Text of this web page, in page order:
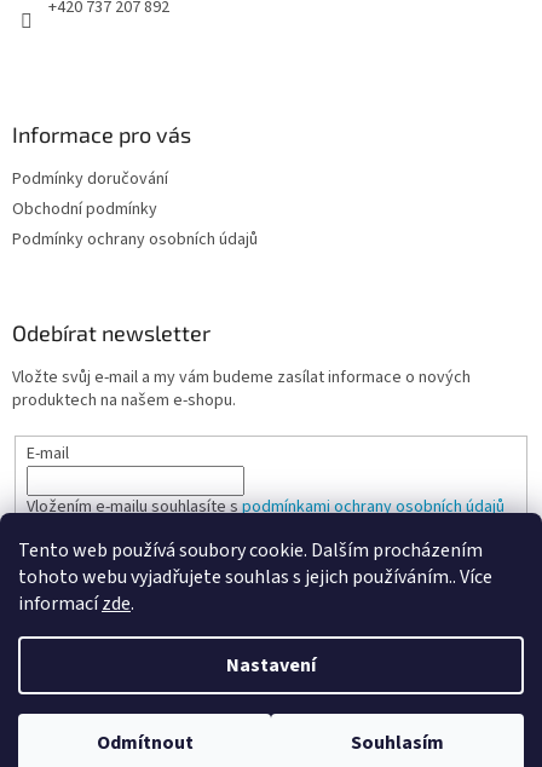
Tento web používá soubory cookie. Dalším procházením
tohoto webu vyjadřujete souhlas s jejich používáním.. Více
informacízde.
Nastavení
Odmítnout Souhlasím
+420 737 207 892
Informace pro vás
Podmínky doručování
Obchodní podmínky
Podmínky ochrany osobních údajů
Odebírat newsletter
Vložte svůj e-mail a my vám budeme zasílat informace o nových
produktech na našem e-shopu.
E-mail
Vložením e-mailu souhlasíte spodmínkami ochrany osobních údajů
PŘIHLÁSIT SE
Vytvořil Shoptet
Copyright 2026Spokojená kancelář . Všechna práva vyhrazena.